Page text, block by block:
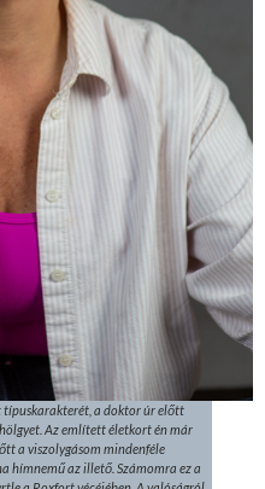
típuskarakterét, a doktor úr előtt
Az említett életkort én már
a viszolygásom mindenféle
hímnemű az illető. Számomra ez a